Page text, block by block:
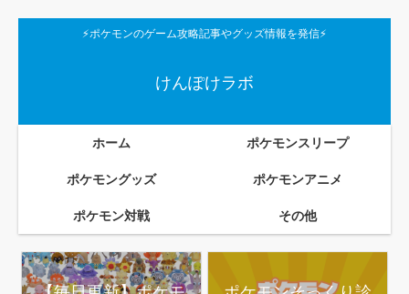
⚡ポケモンのゲーム攻略記事やグッズ情報を発信⚡
けんぽけラボ
ホーム ポケモンスリープ
ポケモングッズ ポケモンアニメ
ポケモン対戦 その他